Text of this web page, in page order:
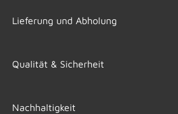
Lieferung und Abholung
Qualität & Sicherheit
Nachhaltigkeit